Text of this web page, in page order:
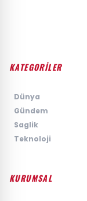
KATEGORİLER
Dünya
Gündem
Saglik
Teknoloji
KURUMSAL